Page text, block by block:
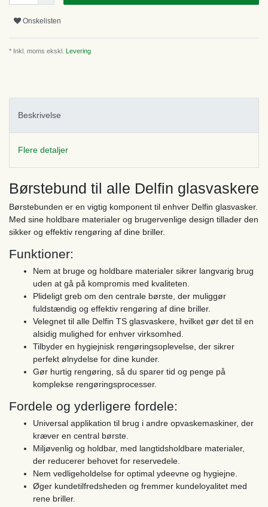
Onskelisten
* Inkl. moms ekskl. Levering
Beskrivelse
Flere detaljer
Børstebund til alle Delfin glasvaskere
Børstebunden er en vigtig komponent til enhver Delfin glasvasker.
Med sine holdbare materialer og brugervenlige design tillader den
sikker og effektiv rengøring af dine briller.
Funktioner:
Nem at bruge og holdbare materialer sikrer langvarig brug
uden at gå på kompromis med kvaliteten.
Plideligt greb om den centrale børste, der muliggør
fuldstændig og effektiv rengøring af dine briller.
Velegnet til alle Delfin TS glasvaskere, hvilket gør det til en
alsidig mulighed for enhver virksomhed.
Tilbyder en hygiejnisk rengøringsoplevelse, der sikrer
perfekt ølnydelse for dine kunder.
Gør hurtig rengøring, så du sparer tid og penge på
komplekse rengøringsprocesser.
Fordele og yderligere fordele:
Universal applikation til brug i andre opvaskemaskiner, der
kræver en central børste.
Miljøvenlig og holdbar, med langtidsholdbare materialer,
der reducerer behovet for reservedele.
Nem vedligeholdelse for optimal ydeevne og hygiejne.
Øger kundetilfredsheden og fremmer kundeloyalitet med
rene briller.